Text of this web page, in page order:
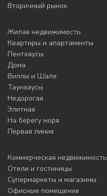
Вторичный рынок
Жилая недвижимость
Квартиры и апартаменты
Пентхаусы
Дома
Виллы и Шале
Таунхаусы
Недорогая
Элитная
На берегу моря
Первая линия
Коммерческая недвижимость
Отели и гостиницы
Супермаркеты и магазины
Офисные помещения